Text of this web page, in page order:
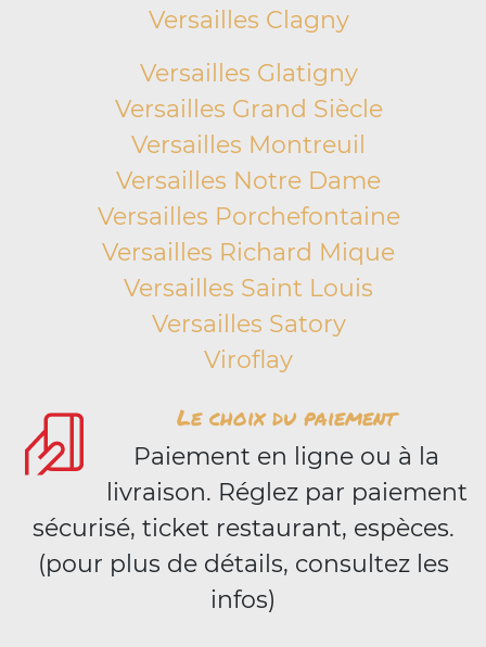
Versailles Clagny
Versailles Glatigny
Versailles Grand Siècle
Versailles Montreuil
Versailles Notre Dame
Versailles Porchefontaine
Versailles Richard Mique
Versailles Saint Louis
Versailles Satory
Viroflay
Le choix du paiement
Paiement en ligne ou à la
livraison. Réglez par paiement
sécurisé, ticket restaurant, espèces.
(pour plus de détails, consultez les
infos)